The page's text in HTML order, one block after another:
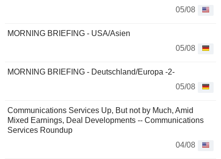
05/08
MORNING BRIEFING - USA/Asien
05/08
MORNING BRIEFING - Deutschland/Europa -2-
05/08
Communications Services Up, But not by Much, Amid
Mixed Earnings, Deal Developments -- Communications
Services Roundup
04/08